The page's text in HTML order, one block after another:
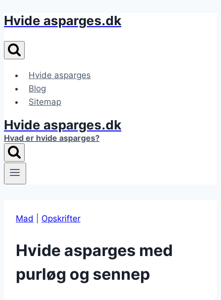
Fortsæt
indhold
Hvide asparges.dk
Hvide asparges
Blog
Sitemap
Hvide asparges.dk
Hvad er hvide asparges?
Mad Opskrifter
Hvide asparges med
purløg og sennep